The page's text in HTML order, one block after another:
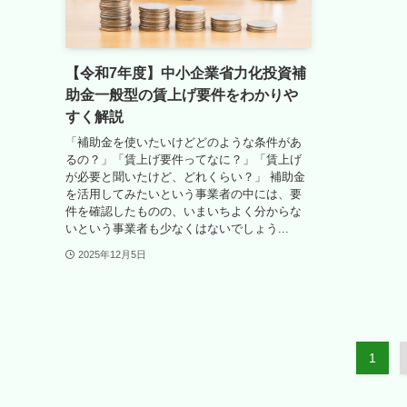
【令和7年度】中小企業省力化投資補
助金一般型の賃上げ要件をわかりや
すく解説
「補助金を使いたいけどどのような条件があ
るの？」「賃上げ要件ってなに？」「賃上げ
が必要と聞いたけど、どれくらい？」 補助金
を活用してみたいという事業者の中には、要
件を確認したものの、いまいちよく分からな
いという事業者も少なくはないでしょう...
2025年12月5日
1